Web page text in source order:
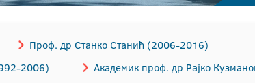
Проф. др Станко Станић (2006-2016)
2006)
Академик проф. др Рајко